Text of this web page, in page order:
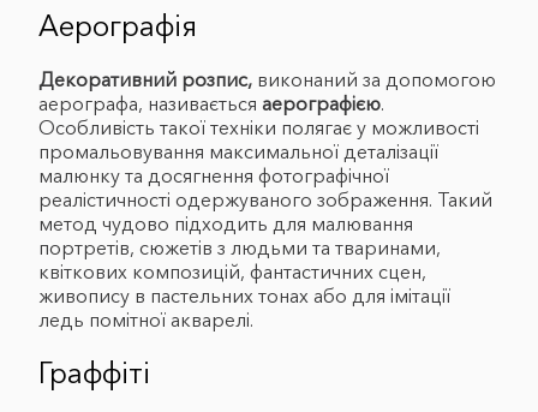
Аерографія
Декоративний розпис, виконаний за допомогою
аерографа, називається аерографією.
Особливість такої техніки полягає у можливості
промальовування максимальної деталізації
малюнку та досягнення фотографічної
реалістичності одержуваного зображення. Такий
метод чудово підходить для малювання
портретів, сюжетів з людьми та тваринами,
квіткових композицій, фантастичних сцен,
живопису в пастельних тонах або для імітації
ледь помітної акварелі.
Граффіті